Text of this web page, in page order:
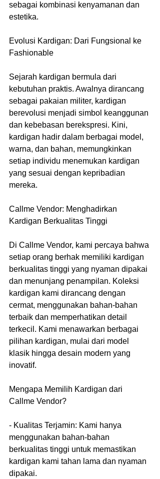
sebagai kombinasi kenyamanan dan
estetika.
Evolusi Kardigan: Dari Fungsional ke
Fashionable
Sejarah kardigan bermula dari
kebutuhan praktis. Awalnya dirancang
sebagai pakaian militer, kardigan
berevolusi menjadi simbol keanggunan
dan kebebasan berekspresi. Kini,
kardigan hadir dalam berbagai model,
warna, dan bahan, memungkinkan
setiap individu menemukan kardigan
yang sesuai dengan kepribadian
mereka.
Callme Vendor: Menghadirkan
Kardigan Berkualitas Tinggi
Di Callme Vendor, kami percaya bahwa
setiap orang berhak memiliki kardigan
berkualitas tinggi yang nyaman dipakai
dan menunjang penampilan. Koleksi
kardigan kami dirancang dengan
cermat, menggunakan bahan-bahan
terbaik dan memperhatikan detail
terkecil. Kami menawarkan berbagai
pilihan kardigan, mulai dari model
klasik hingga desain modern yang
inovatif.
Mengapa Memilih Kardigan dari
Callme Vendor?
- Kualitas Terjamin: Kami hanya
menggunakan bahan-bahan
berkualitas tinggi untuk memastikan
kardigan kami tahan lama dan nyaman
dipakai.